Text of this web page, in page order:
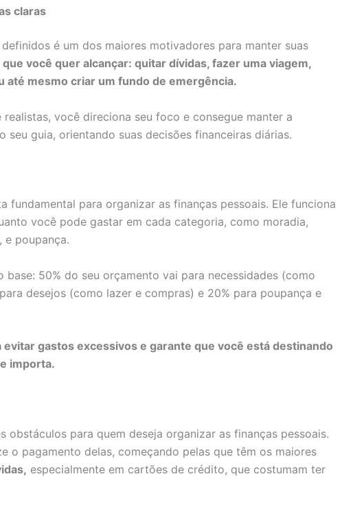
claras
é um dos maiores motivadores para manter suas
que você quer alcançar: quitar dívidas, fazer uma viagem,
até mesmo criar um fundo de emergência.
você direciona seu foco e consegue manter a
seu guia, orientando suas decisões financeiras diárias.
fundamental para organizar as finanças pessoais. Ele funciona
você pode gastar em cada categoria, como moradia,
e poupança.
50% do seu orçamento vai para necessidades (como
desejos (como lazer e compras) e 20% para poupança e
gastos excessivos e garante que você está destinando
importa.
obstáculos para quem deseja organizar as finanças pessoais.
o pagamento delas, começando pelas que têm os maiores
especialmente em cartões de crédito, que costumam ter